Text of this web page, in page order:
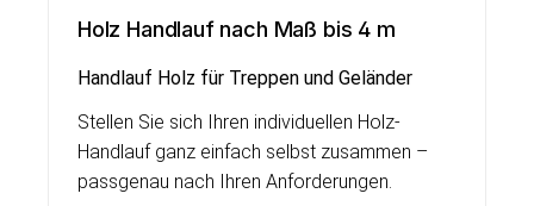
Holz Handlauf nach Maß bis 4 m
Handlauf Holz für Treppen und Geländer
Stellen Sie sich Ihren individuellen Holz-
Handlauf ganz einfach selbst zusammen –
passgenau nach Ihren Anforderungen.